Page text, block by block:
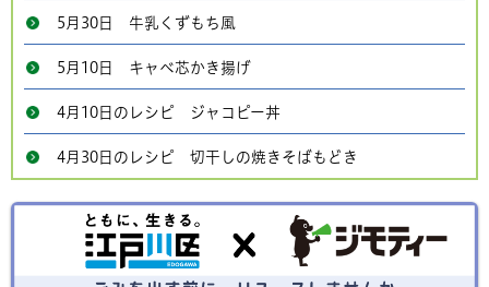
5月30日 牛乳くずもち風
5月10日 キャベ芯かき揚げ
4月10日のレシピ ジャコピー丼
4月30日のレシピ 切干しの焼きそばもどき